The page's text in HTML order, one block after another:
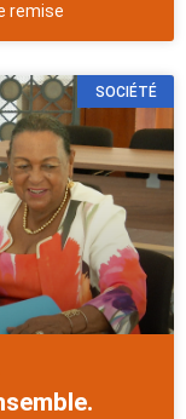
remise
SOCIÉTÉ